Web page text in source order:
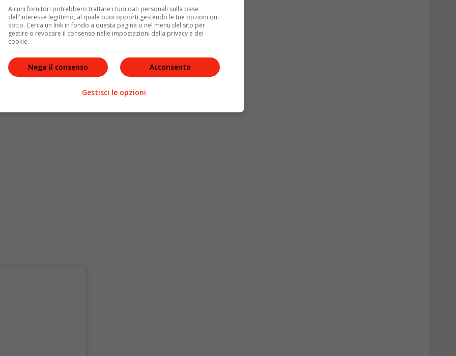
quelle dei suoi figli e di tutte quelle persone che le
filmati, interviste che nel corso del
nel mondo della musica. Ci sarà anche
tanti ospiti speciali. Oltre ad amici e parenti,
Angela Bassettche ha interpretato Tina Turner in
carissima amica da sempre. L’artista racconterà
tempo fondamentale per risalire fino alle vette
Turner è certamente una storia molto
insegnamento.
Alcuni fornitori potrebbero trattare i tuoi dati personali sulla base
dell'interesse legittimo, al quale puoi opporti gestendo le tue opzioni qui
sotto. Cerca un link in fondo a questa pagina o nel menu del sito per
gestire o revocare il consenso nelle impostazioni della privacy e dei
cookie.
Acconsento
Nega il consenso
Gestisci le opzioni